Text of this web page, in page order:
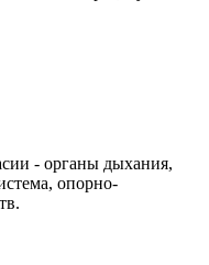
- органы дыхания,
опорно-